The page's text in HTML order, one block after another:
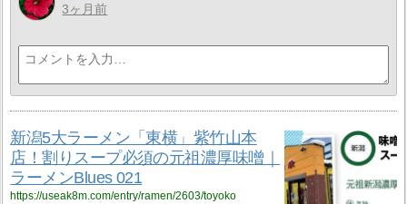
3ヶ月前
新潟5大ラーメン「東横」紫竹山本
店！割りスープ必須の元祖濃厚味噌｜
ラーメンBlues 021
https://useak8m.com/entry/ramen/2603/toyoko